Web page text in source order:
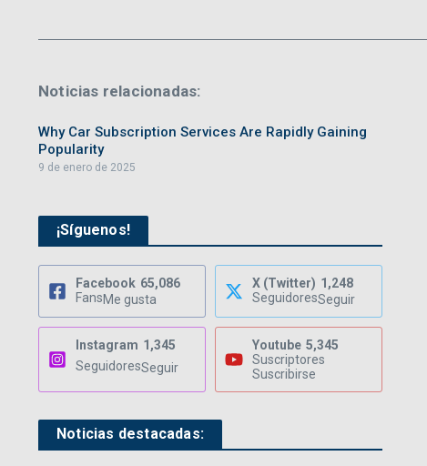
Noticias relacionadas:
Why Car Subscription Services Are Rapidly Gaining
Popularity
9 de enero de 2025
¡Síguenos!
Facebook 65,086
FansMe gusta
X (Twitter) 1,248
SeguidoresSeguir
Instagram 1,345
SeguidoresSeguir
Youtube 5,345
Suscriptores
Suscribirse
Noticias destacadas: